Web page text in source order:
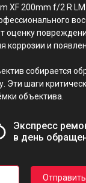
XF 200mm f/2 R
оценку
и
собирается
Эти шаги
объектива.
Экспресс
в день